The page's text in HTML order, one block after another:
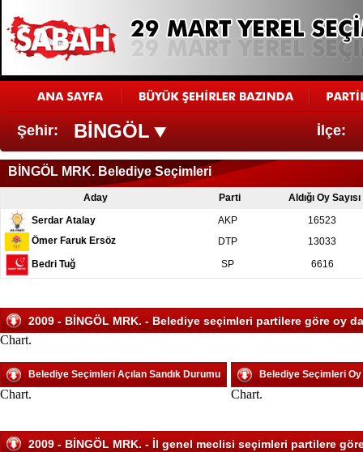
Şehir: BİNGÖL İlçe:
BİNGÖL MRK. Belediye Seçimleri
Aday Parti
Aldığı Oy Sayısı
Serdar Atalay
AKP
16523
Ömer Faruk Ersöz
DTP
13033
Bedri Tuğ
SP 6616
2009 - BİNGÖL MRK. - Belediye seçimleri partilere göre oy
Chart.
Belediye Seçimleri Açılan Sandık Durumu
Chart.
Belediye Seçimleri
Chart.
2009 - BİNGÖL MRK. - İl genel meclisi seçimleri partilere göre